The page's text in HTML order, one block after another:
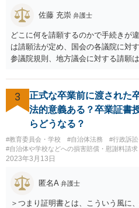
（信号無視）した」というあなたと
道は、きちんと交通ルールを守って
納してほしいと思うのが社会の大勢
ば免許停止や取消（強制返納）にな
たま（あなたにとって）いい警察官
で右折進行したけど、自分は右折進
ルを遵守するドライバーになってほ
佐藤 充崇 弁護士
どこに何を請願するのかで手続きが
は請願法が定め、国会の各議院に対
参議院規則、地方議会に対する請願
スムースかと思います。
3
正式な卒業前に渡された
法的意義ある？卒業証書
らどうなる？
#教育委員会・学校 #自治体法務 #行政訴訟
#自治体や学校などへの損害賠償・慰謝料請求
2023年3月13日
匿名A 弁護士
＞つまり証明書とは、こういう風に